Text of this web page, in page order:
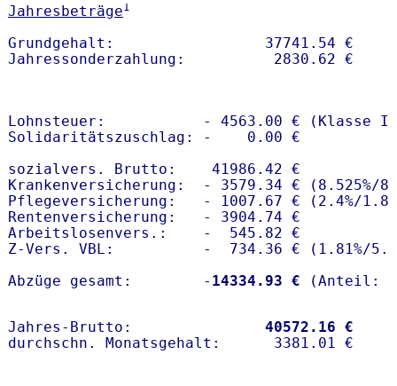
Jahresbeträge1
Grundgehalt:                 37741.54 €
Lohnsteuer:           - 4563.00 € (Klasse I)
Solidaritätszuschlag: -    0.00 €
sozialvers. Brutto:    41986.42 €
Krankenversicherung:  - 3579.34 € (8.525%/
Pflegeversicherung:   - 1007.67 € (2.4%/
Rentenversicherung:   - 3904.74 €
Arbeitslosenvers.:    -  545.82 €
Z-Vers. VBL:          -  734.36 € ( 1.81%/
Abzüge gesamt:        - 14334.93 €
Jahres-Brutto: 40572.16 €